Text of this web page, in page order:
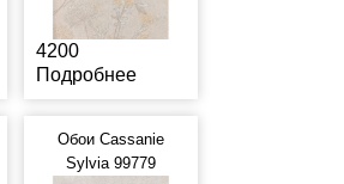
4200
Подробнее
Обои Cassanie
Sylvia 99779